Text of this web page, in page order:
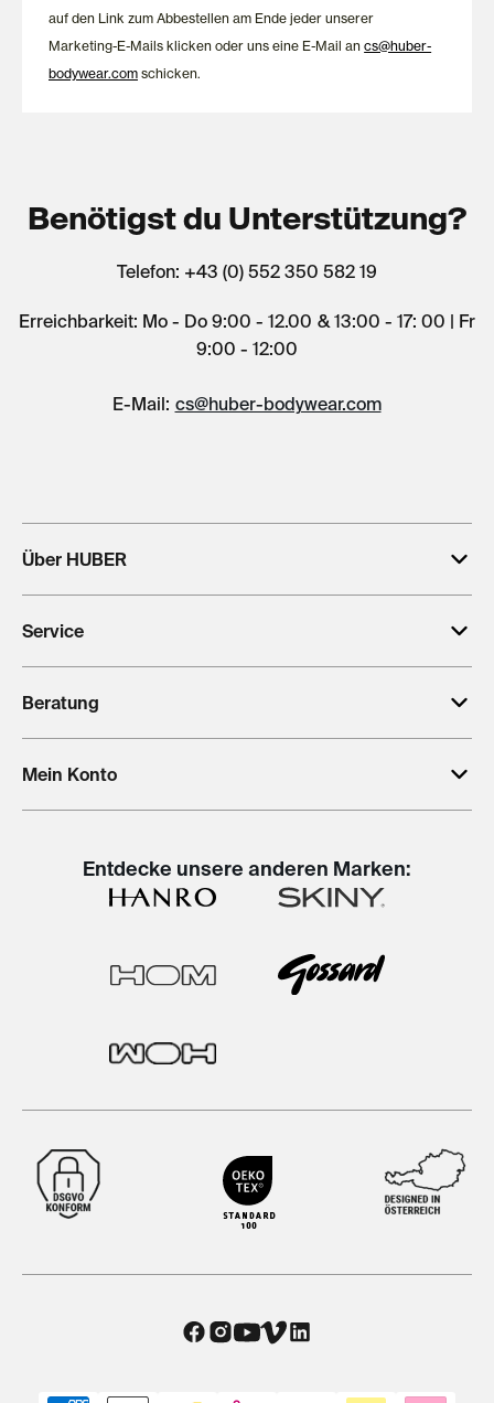
auf den Link zum Abbestellen am Ende jeder unserer
Marketing-E-Mails klicken oder uns eine E-Mail ancs@huber-
bodywear.com schicken.
Benötigst du Unterstützung?
Telefon: +43 (0) 552 350 582 19
Erreichbarkeit: Mo - Do 9:00 - 12.00 & 13:00 - 17: 00 | Fr
9:00 - 12:00
E-Mail: cs@huber-bodywear.com
Über HUBER
Service
Beratung
Mein Konto
Entdecke unsere anderen Marken: